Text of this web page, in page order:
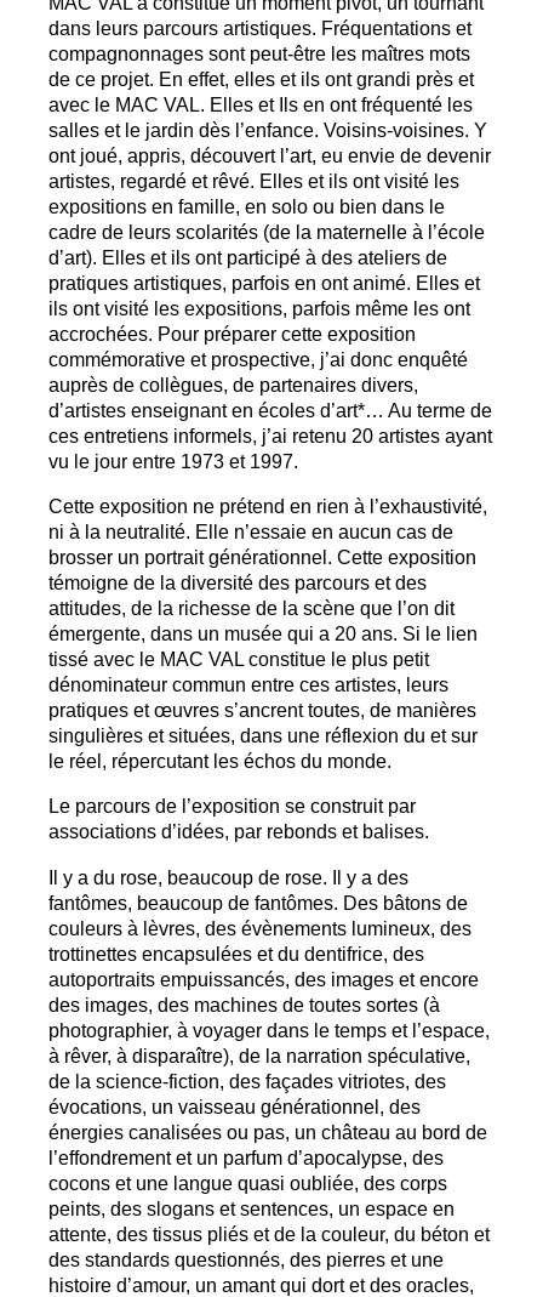
dans leurs parcours artistiques. Fréquentations et
compagnonnages sont peut-être les maîtres mots
de ce projet. En effet, elles et ils ont grandi près et
avec le MAC VAL. Elles et Ils en ont fréquenté les
salles et le jardin dès l’enfance. Voisins-voisines. Y
ont joué, appris, découvert l’art, eu envie de devenir
artistes, regardé et rêvé. Elles et ils ont visité les
expositions en famille, en solo ou bien dans le
cadre de leurs scolarités (de la maternelle à l’école
d’art). Elles et ils ont participé à des ateliers de
pratiques artistiques, parfois en ont animé. Elles et
ils ont visité les expositions, parfois même les ont
accrochées. Pour préparer cette exposition
commémorative et prospective, j’ai donc enquêté
auprès de collègues, de partenaires divers,
d’artistes enseignant en écoles d’art*… Au terme de
ces entretiens informels, j’ai retenu 20 artistes ayant
vu le jour entre 1973 et 1997.
Cette exposition ne prétend en rien à l’exhaustivité,
ni à la neutralité. Elle n’essaie en aucun cas de
brosser un portrait générationnel. Cette exposition
témoigne de la diversité des parcours et des
attitudes, de la richesse de la scène que l’on dit
émergente, dans un musée qui a 20 ans. Si le lien
tissé avec le MAC VAL constitue le plus petit
dénominateur commun entre ces artistes, leurs
pratiques et œuvres s’ancrent toutes, de manières
singulières et situées, dans une réflexion du et sur
le réel, répercutant les échos du monde.
Le parcours de l’exposition se construit par
associations d’idées, par rebonds et balises.
Il y a du rose, beaucoup de rose. Il y a des
fantômes, beaucoup de fantômes. Des bâtons de
couleurs à lèvres, des évènements lumineux, des
trottinettes encapsulées et du dentifrice, des
autoportraits empuissancés, des images et encore
des images, des machines de toutes sortes (à
photographier, à voyager dans le temps et l’espace,
à rêver, à disparaître), de la narration spéculative,
de la science-fiction, des façades vitriotes, des
évocations, un vaisseau générationnel, des
énergies canalisées ou pas, un château au bord de
l’effondrement et un parfum d’apocalypse, des
cocons et une langue quasi oubliée, des corps
peints, des slogans et sentences, un espace en
attente, des tissus pliés et de la couleur, du béton et
des standards questionnés, des pierres et une
histoire d’amour, un amant qui dort et des oracles,